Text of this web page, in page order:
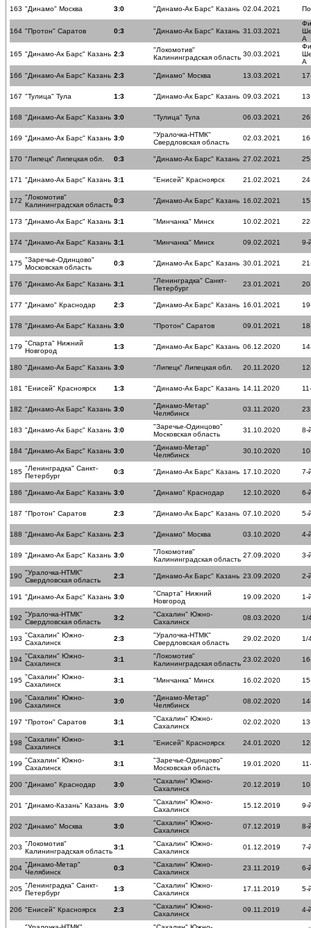
163 "Динамо" Москва 3:0 "Динамо-Ак Барс" Казань 02.04.2021
164 "Протон" Саратов 0:3 "Динамо-Ак Барс" Казань 31.03.2021
А
165 "Динамо-Ак Барс" Казань 2:3
"Локомотив"
Калининградская область 30.03.2021
А
166 "Динамо-Ак Барс" Казань 2:3 "Динамо" Москва 13.03.2021
167 "Тулица" Тула 1:3 "Динамо-Ак Барс" Казань 09.03.2021
168 "Динамо-Ак Барс" Казань 3:0 "Тулица" Тула 06.03.2021
169 "Динамо-Ак Барс" Казань 3:0
"Уралочка-НТМК"
Свердловская область
02.03.2021
170 "Липецк" Липецкая обл. 0:3 "Динамо-Ак Барс" Казань 27.02.2021
171 "Динамо-Ак Барс" Казань 3:1 "Енисей" Красноярск 21.02.2021
172 "Локомотив"
Калининградская область
0:3 "Динамо-Ак Барс" Казань 16.02.2021
173 "Динамо-Ак Барс" Казань 3:1 "Минчанка" Минск 10.02.2021
174 "Динамо-Ак Барс" Казань 3:1 "Минчанка" Минск 09.02.2021 9-
175 "Заречье-Одинцово"
Московская область
0:3 "Динамо-Ак Барс" Казань 30.01.2021
176 "Динамо-Ак Барс" Казань 3:1
"Ленинградка" Санкт-
Петербург
23.01.2021
177 "Динамо" Краснодар 2:3 "Динамо-Ак Барс" Казань 16.01.2021
178 "Динамо-Ак Барс" Казань 3:0 "Протон" Саратов 09.01.2021
179 "Спарта" Нижний
Новгород
1:3 "Динамо-Ак Барс" Казань 06.12.2020
180 "Динамо-Ак Барс" Казань 3:0 "Липецк" Липецкая обл. 20.11.2020
181 "Енисей" Красноярск 1:3 "Динамо-Ак Барс" Казань 14.11.2020
182 "Динамо-Ак Барс" Казань 3:0
"Динамо-Метар"
Челябинск
03.11.2020
183 "Динамо-Ак Барс" Казань 3:0
"Заречье-Одинцово"
Московская область
31.10.2020 8-
184 "Динамо-Ак Барс" Казань 3:0
"Динамо-Метар"
Челябинск
30.10.2020
185 "Ленинградка" Санкт-
Петербург
0:3 "Динамо-Ак Барс" Казань 17.10.2020 7-
186 "Динамо-Ак Барс" Казань 3:0 "Динамо" Краснодар 12.10.2020 6-
187 "Протон" Саратов 2:3 "Динамо-Ак Барс" Казань 07.10.2020 5-
188 "Динамо-Ак Барс" Казань 2:3 "Динамо" Москва 03.10.2020 4-
189 "Динамо-Ак Барс" Казань 3:0
"Локомотив"
Калининградская область
27.09.2020 3-
190 "Уралочка-НТМК"
Свердловская область
2:3 "Динамо-Ак Барс" Казань 23.09.2020 2-
191 "Динамо-Ак Барс" Казань 3:0
"Спарта" Нижний
Новгород
19.09.2020 1-
192 "Уралочка-НТМК"
Свердловская область
3:2
"Сахалин" Южно-
Сахалинск
08.03.2020 1/
193 "Сахалин" Южно-
Сахалинск
2:3
"Уралочка-НТМК"
Свердловская область
29.02.2020 1/
194 "Сахалин" Южно-
Сахалинск
3:1
"Локомотив"
Калининградская область
23.02.2020
195 "Сахалин" Южно-
Сахалинск
3:1 "Минчанка" Минск 16.02.2020
196 "Сахалин" Южно-
Сахалинск
3:0
"Динамо-Метар"
Челябинск
08.02.2020
197 "Протон" Саратов 3:1
"Сахалин" Южно-
Сахалинск
02.02.2020
198 "Сахалин" Южно-
Сахалинск
3:1 "Енисей" Красноярск 24.01.2020
199 "Сахалин" Южно-
Сахалинск
3:1
"Заречье-Одинцово"
Московская область
19.01.2020
200 "Динамо" Краснодар 3:0
"Сахалин" Южно-
Сахалинск
20.12.2019
201 "Динамо-Казань" Казань 3:0
"Сахалин" Южно-
Сахалинск
15.12.2019 9-
202 "Динамо" Москва 3:0
"Сахалин" Южно-
Сахалинск
07.12.2019 8-
203 "Локомотив"
Калининградская область
3:1
"Сахалин" Южно-
Сахалинск
01.12.2019 7-
204 "Динамо-Метар"
Челябинск
0:3
"Сахалин" Южно-
Сахалинск
23.11.2019 6-
205 "Ленинградка" Санкт-
Петербург
1:3
"Сахалин" Южно-
Сахалинск
17.11.2019 5-
206 "Енисей" Красноярск 2:3
"Сахалин" Южно-
Сахалинск
09.11.2019 4-